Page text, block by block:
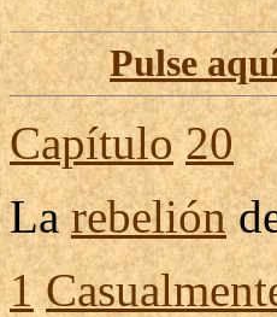
Pulse
Capítulo 20
Larebelión
1